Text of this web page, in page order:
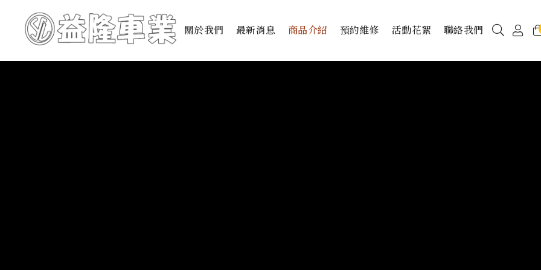
關於我們 最新消息 商品介紹 預約維修 活動花絮 聯絡我們